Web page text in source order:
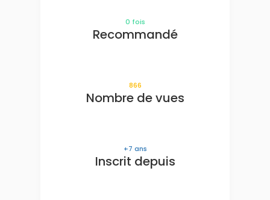
0 fois
Recommandé
866
Nombre de vues
7 ans
Inscrit depuis